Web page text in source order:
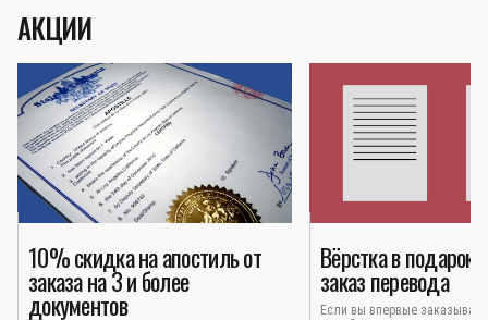
АКЦИИ
10% скидка на апостиль от
заказа на 3 и более
документов
Вёрстка в подарок
заказ перевода
Если вы впервые